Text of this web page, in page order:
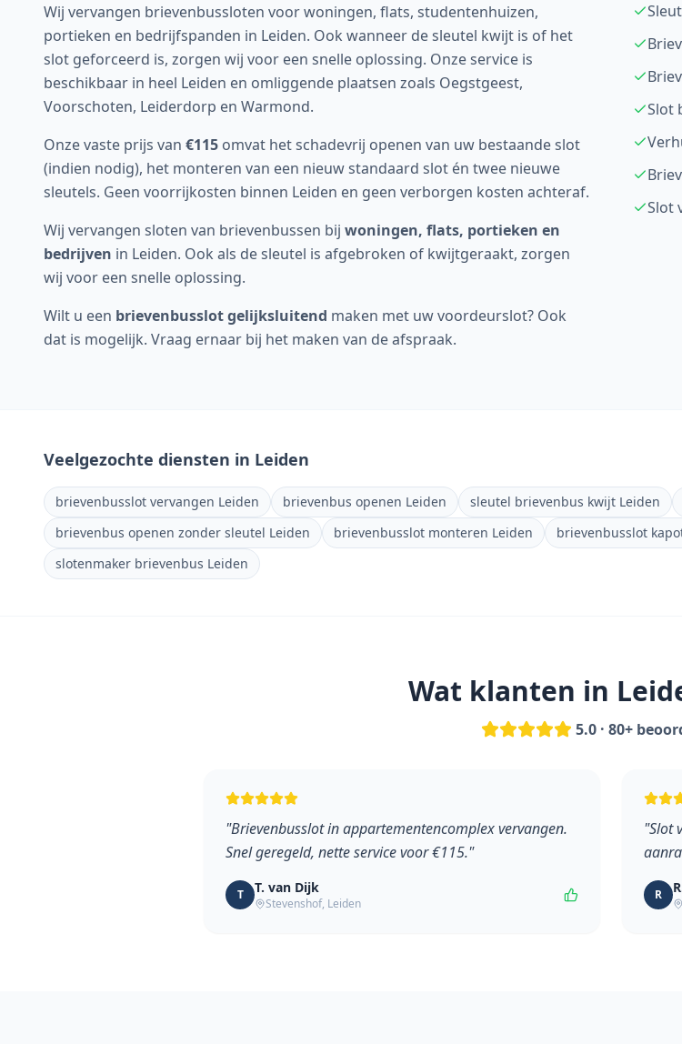
Wij vervangen brievenbussloten voor woningen, flats, studentenhuizen,
portieken en bedrijfspanden in Leiden. Ook wanneer de sleutel kwijt is of het
slot geforceerd is, zorgen wij voor een snelle oplossing. Onze service is
beschikbaar in heel Leiden en omliggende plaatsen zoals Oegstgeest,
Voorschoten, Leiderdorp en Warmond.
Onze vaste prijs van €115 omvat het schadevrij openen van uw bestaande slot
(indien nodig), het monteren van een nieuw standaard slot én twee nieuwe
sleutels. Geen voorrijkosten binnen Leiden en geen verborgen kosten achteraf.
Wij vervangen sloten van brievenbussen bij woningen, flats, portieken en
bedrijven in Leiden. Ook als de sleutel is afgebroken of kwijtgeraakt, zorgen
wij voor een snelle oplossing.
Wilt u een brievenbusslot gelijksluitend maken met uw voordeurslot? Ook
dat is mogelijk. Vraag ernaar bij het maken van de afspraak.
Slot
Slot
Veelgezochte diensten in Leiden
brievenbusslot vervangen Leiden brievenbus openen Leiden sleutel brievenbus kwijt Leiden
brievenbus openen zonder sleutel Leiden
brievenbusslot monteren Leiden brievenbusslot
slotenmaker brievenbus Leiden
Wat klanten in
5.0 · 80+
"Brievenbusslot in appartementencomplex vervangen.
Snel geregeld, nette service voor €115."
T T. van Dijk
Stevenshof, Leiden
"Slot
R